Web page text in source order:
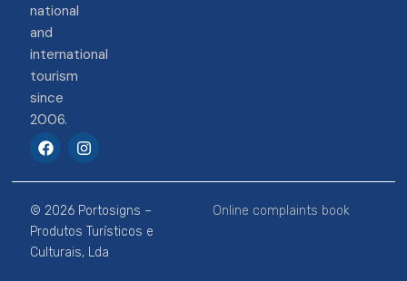
national
and
international
tourism
since
2006.
F
a
e
b
o
o
k
I
n
t
a
g
r
a
m
© 2026 Portosigns –
Produtos Turísticos e
Culturais, Lda
Online complaints book